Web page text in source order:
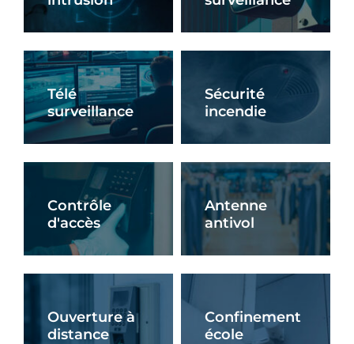
Télé
surveillance
Sécurité
incendie
Contrôle
d'accès
Antenne
antivol
Ouverture à
distance
Confinement
école